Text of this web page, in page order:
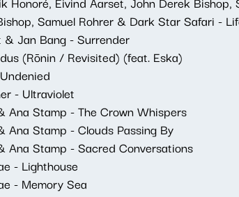
Samuel Rohrer & Dark Star Safari -
& Jan Bang - Surrender
(Rōnin / Revisited) (feat. Eska)
- Ultraviolet
Ana Stamp - The Crown Whispers
Ana Stamp - Clouds Passing By
Ana Stamp - Sacred Conversations
- Lighthouse
- Memory Sea